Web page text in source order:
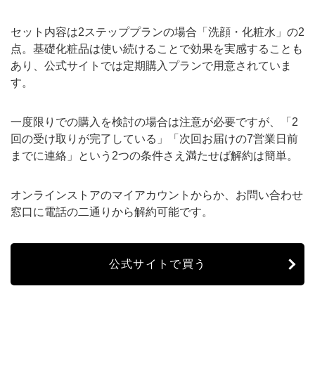
セット内容は2ステッププランの場合「洗顔・化粧水」の2
点。基礎化粧品は使い続けることで効果を実感することも
あり、公式サイトでは定期購入プランで用意されていま
す。
一度限りでの購入を検討の場合は注意が必要ですが、「2
回の受け取りが完了している」「次回お届けの7営業日前
までに連絡」という2つの条件さえ満たせば解約は簡単。
オンラインストアのマイアカウントからか、お問い合わせ
窓口に電話の二通りから解約可能です。
公式サイトで買う